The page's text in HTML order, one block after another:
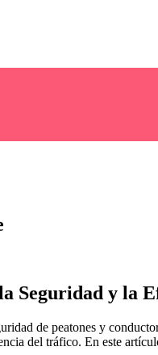
Seguridad y la
de peatones y
del tráfico. En este